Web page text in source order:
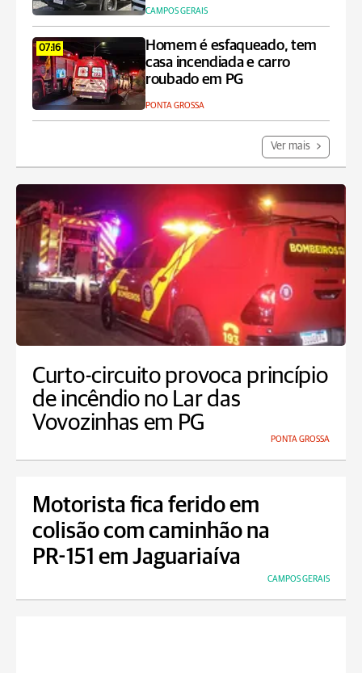
CAMPOS GERAIS
07:16
Homem é esfaqueado, tem
casa incendiada e carro
roubado em PG
PONTA GROSSA
Ver mais
Curto-circuito provoca princípio
de incêndio no Lar das
Vovozinhas em PG
PONTA GROSSA
Motorista fica ferido em
colisão com caminhão na
PR-151 em Jaguariaíva
CAMPOS GERAIS